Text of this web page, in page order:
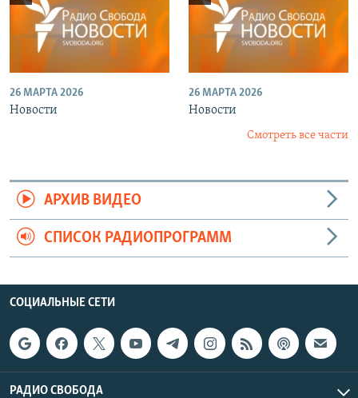
26 МАРТА 2026
Новости
26 МАРТА 2026
Новости
Смотреть все части
АРХИВ ВИДЕО
СПИСОК РАДИОПРОГРАММ
СОЦИАЛЬНЫЕ СЕТИ
РАДИО СВОБОДА